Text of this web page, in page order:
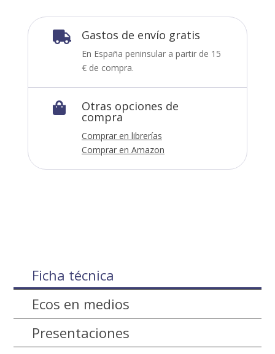
 Gastos de envío gratis
En España peninsular a partir de 15
€ de compra.
 Otras opciones de
compra
Comprar en librerías
Comprar en Amazon
Ficha técnica
Ecos en medios
Presentaciones